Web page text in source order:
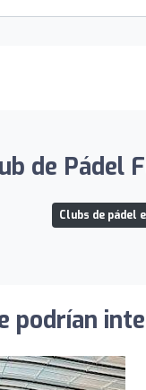
de Pádel
Clubs de pádel
podrían